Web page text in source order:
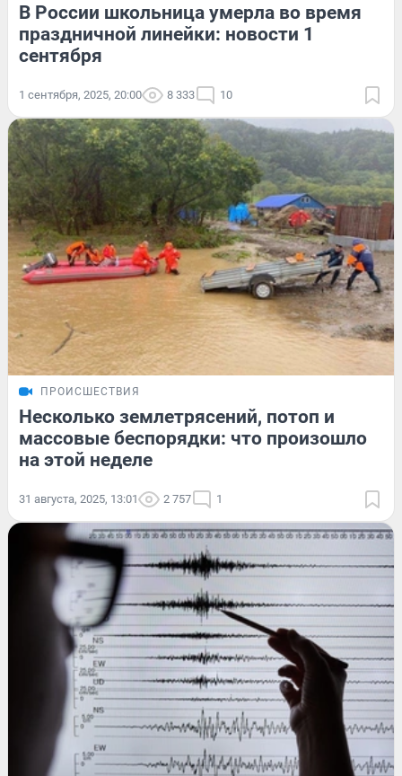
В России школьница умерла во время
праздничной линейки: новости 1
сентября
1 сентября, 2025, 20:00 8 333 10
ПРОИСШЕСТВИЯ
Несколько землетрясений, потоп и
массовые беспорядки: что произошло
на этой неделе
31 августа, 2025, 13:01 2 757 1